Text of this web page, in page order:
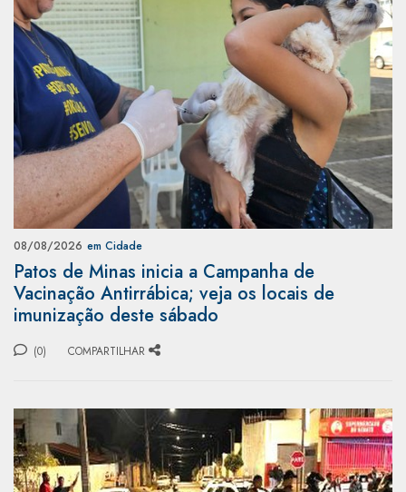
08/08/2026 em Cidade
Patos de Minas inicia a Campanha de
Vacinação Antirrábica; veja os locais de
imunização deste sábado
(0) COMPARTILHAR